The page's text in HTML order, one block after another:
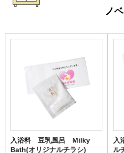
ノ
入浴料 豆乳風呂 Milky
Bath(オリジナルチラシ)
入
ル